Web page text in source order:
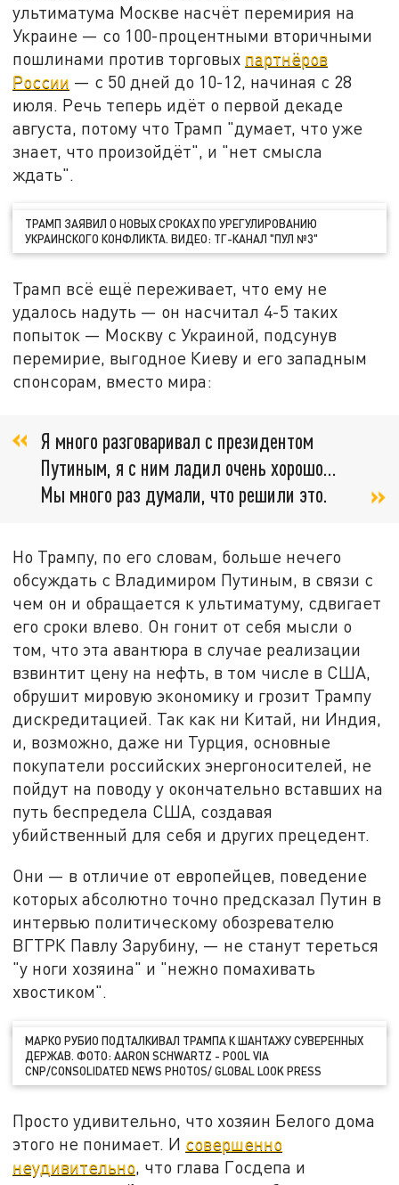
ультиматума Москве насчёт перемирия на
Украине — со 100-процентными вторичными
пошлинами против торговых партнёров
России — с 50 дней до 10-12, начиная с 28
июля. Речь теперь идёт о первой декаде
августа, потому что Трамп "думает, что уже
знает, что произойдёт", и "нет смысла
ждать".
ТРАМП ЗАЯВИЛ О НОВЫХ СРОКАХ ПО УРЕГУЛИРОВАНИЮ
УКРАИНСКОГО КОНФЛИКТА. ВИДЕО: ТГ-КАНАЛ "ПУЛ №3"
Трамп всё ещё переживает, что ему не
удалось надуть — он насчитал 4-5 таких
попыток — Москву с Украиной, подсунув
перемирие, выгодное Киеву и его западным
спонсорам, вместо мира:
Я много разговаривал с президентом
Путиным, я с ним ладил очень хорошо…
Мы много раз думали, что решили это.
Но Трампу, по его словам, больше нечего
обсуждать с Владимиром Путиным, в связи с
чем он и обращается к ультиматуму, сдвигает
его сроки влево. Он гонит от себя мысли о
том, что эта авантюра в случае реализации
взвинтит цену на нефть, в том числе в США,
обрушит мировую экономику и грозит Трампу
дискредитацией. Так как ни Китай, ни Индия,
и, возможно, даже ни Турция, основные
покупатели российских энергоносителей, не
пойдут на поводу у окончательно вставших на
путь беспредела США, создавая
убийственный для себя и других прецедент.
Они — в отличие от европейцев, поведение
которых абсолютно точно предсказал Путин в
интервью политическому обозревателю
ВГТРК Павлу Зарубину, — не станут тереться
"у ноги хозяина" и "нежно помахивать
хвостиком".
МАРКО РУБИО ПОДТАЛКИВАЛ ТРАМПА К ШАНТАЖУ СУВЕРЕННЫХ
ДЕРЖАВ. ФОТО: AARON SCHWARTZ - POOL VIA
CNP/CONSOLIDATED NEWS PHOTOS/ GLOBAL LOOK PRESS
Просто удивительно, что хозяин Белого дома
этого не понимает. И совершенно
неудивительно, что глава Госдепа и